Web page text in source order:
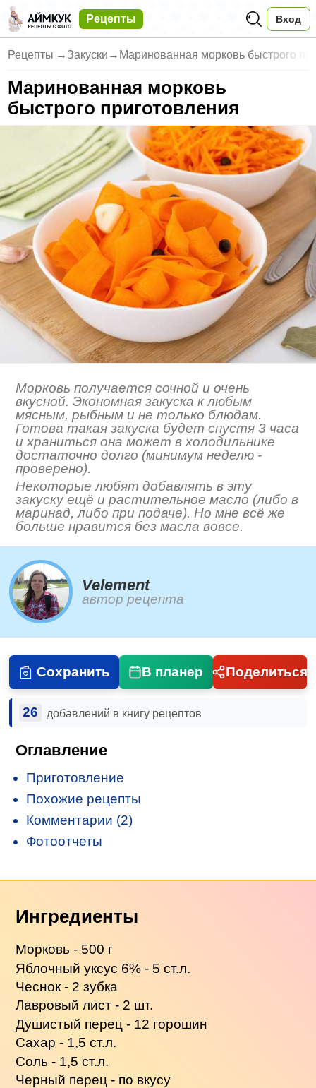
Рецепты Вход
Рецепты → Закуски → Маринованная морковь быстрого
Маринованная морковь
быстрого приготовления
Морковь получается сочной и очень
вкусной. Экономная закуска к любым
мясным, рыбным и не только блюдам.
Готова такая закуска будет спустя 3 часа
и храниться она может в холодильнике
достаточно долго (минимум неделю -
проверено).
Некоторые любят добавлять в эту
закуску ещё и растительное масло (либо в
маринад, либо при подаче). Но мне всё же
больше нравится без масла вовсе.
Velement
автор рецепта
Сохранить В планер Поделиться
26 добавлений в книгу рецептов
Оглавление
Приготовление
Похожие рецепты
Комментарии (2)
Фотоотчеты
Ингредиенты
Морковь - 500 г
Яблочный уксус 6% - 5 ст.л.
Чеснок - 2 зубка
Лавровый лист - 2 шт.
Душистый перец - 12 горошин
Сахар - 1,5 ст.л.
Соль - 1,5 ст.л.
Черный перец - по вкусу